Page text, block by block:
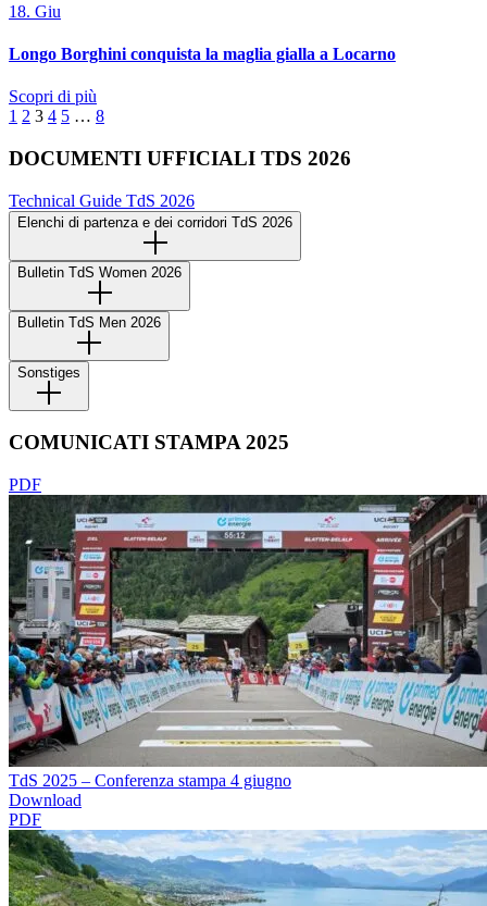
18. Giu
Longo Borghini conquista la maglia gialla a Locarno
Scopri di più
1 2 3 4 5 … 8
DOCUMENTI UFFICIALI TDS 2026
Technical Guide TdS 2026
Elenchi di partenza e dei corridori TdS 2026
Bulletin TdS Women 2026
Bulletin TdS Men 2026
Sonstiges
COMUNICATI STAMPA 2025
PDF
TdS 2025 – Conferenza stampa 4 giugno
Download
PDF